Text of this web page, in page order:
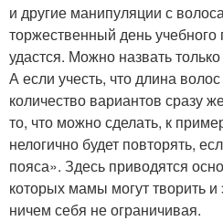
и другие манипуляции с
торжественный день учебного
удастся. Можно назвать
А если учесть, что длина
количество вариантов сразу
то, что можно сделать, к
нелогично будет повторять,
пояса». Здесь приводятся
которых мамы могут творить и
ничем себя не ограничивая.